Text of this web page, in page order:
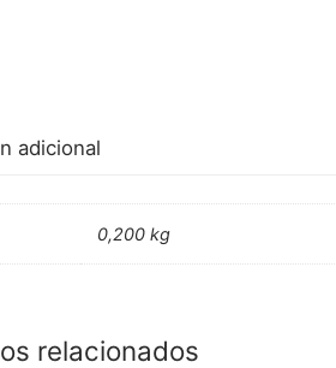
adicional
0,200 kg
relacionados